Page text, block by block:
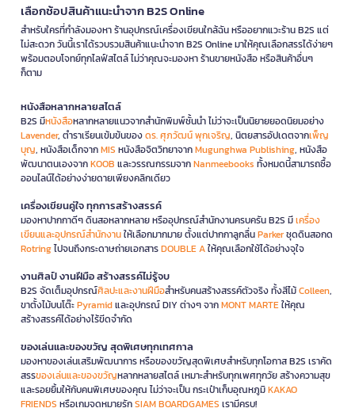
เลือกช้อปสินค้าแนะนำจาก B2S Online
สำหรับใครที่กำลังมองหา ร้านอุปกรณ์เครื่องเขียนใกล้ฉัน หรืออยากแวะร้าน B2S แต่
ไม่สะดวก วันนี้เราได้รวบรวมสินค้าแนะนำจาก B2S Online มาให้คุณเลือกสรรได้ง่ายๆ
พร้อมตอบโจทย์ทุกไลฟ์สไตล์ ไม่ว่าคุณจะมองหา ร้านขายหนังสือ หรือสินค้าอื่นๆ
ก็ตาม
หนังสือหลากหลายสไตล์
B2S มีหนังสือหลากหลายแนวจากสำนักพิมพ์ชั้นนำ ไม่ว่าจะเป็นนิยายยอดนิยมอย่าง
Lavender, ตำราเรียนเข้มข้นของดร. ศุภวัฒน์ พุกเจริญ, นิตยสารอัปเดตจากเพ็ญ
บุญ, หนังสือเด็กจากMIS หนังสือจิตวิทยาจากMugunghwa Publishing, หนังสือ
พัฒนาตนเองจากKOOB และวรรณกรรมจากNanmeebooks ทั้งหมดนี้สามารถซื้อ
ออนไลน์ได้อย่างง่ายดายเพียงคลิกเดียว
เครื่องเขียนคู่ใจ ทุกการสร้างสรรค์
มองหาปากกาดีๆ ดินสอหลากหลาย หรืออุปกรณ์สำนักงานครบครัน B2S มีเครื่อง
เขียนและอุปกรณ์สำนักงานให้เลือกมากมาย ตั้งแต่ปากกาลูกลื่นParkerชุดดินสอกด
Rotringไปจนถึงกระดาษถ่ายเอกสารDOUBLE Aให้คุณเลือกใช้ได้อย่างจุใจ
งานศิลป์ งานฝีมือ สร้างสรรค์ไม่รู้จบ
B2S จัดเต็มอุปกรณ์ศิลปะและงานฝีมือสำหรับคนสร้างสรรค์ตัวจริง ทั้งสีไม้Colleen,
ขาตั้งไม้บนโต๊ะPyramidและอุปกรณ์ DIY ต่างๆ จากMONT MARTEให้คุณ
สร้างสรรค์ได้อย่างไร้ขีดจำกัด
ของเล่นและของขวัญ สุดพิเศษทุกเทศกาล
มองหาของเล่นเสริมพัฒนาการ หรือของขวัญสุดพิเศษสำหรับทุกโอกาส B2S เราคัด
สรรของเล่นและของขวัญหลากหลายสไตล์ เหมาะสำหรับทุกเพศทุกวัย สร้างความสุข
และรอยยิ้มให้กับคนพิเศษของคุณ ไม่ว่าจะเป็น กระเป๋าเก็บอุณหภูมิKAKAO
FRIENDS หรือเกมจดหมายรักSIAM BOARDGAMES เรามีครบ!